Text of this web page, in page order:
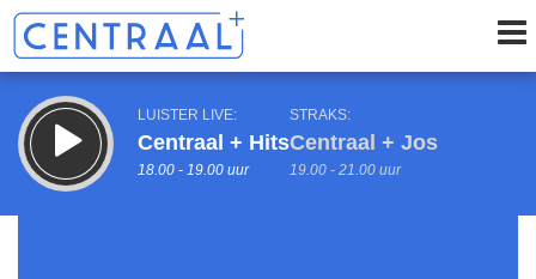
LUISTER LIVE:
Centraal + Hits
18.00 - 19.00 uur
STRAKS:
Centraal + Jos
19.00 - 21.00 uur